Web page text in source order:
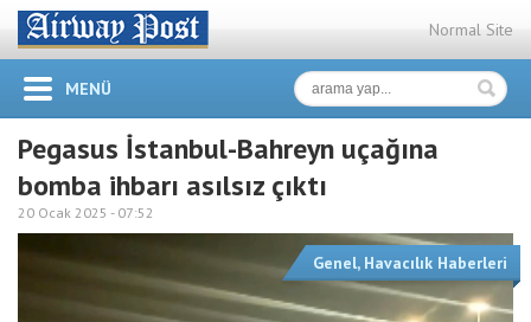
Normal Site
MENÜ
Pegasus İstanbul-Bahreyn uçağına
bomba ihbarı asılsız çıktı
20 Ocak 2025 - 07:52
Genel, Havacılık Haberleri